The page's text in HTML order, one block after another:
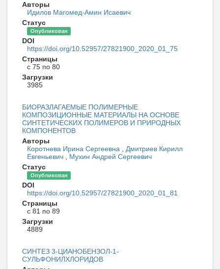
Авторы
Идилов Магомед-Амин Исаевич
Статус
Опубликован
DOI
https://doi.org/10.52957/27821900_2020_01_75
Страницы
с 75 по 80
Загрузки
3985
БИОРАЗЛАГАЕМЫЕ ПОЛИМЕРНЫЕ
КОМПОЗИЦИОННЫЕ МАТЕРИАЛЫ НА ОСНОВЕ
СИНТЕТИЧЕСКИХ ПОЛИМЕРОВ И ПРИРОДНЫХ
КОМПОНЕНТОВ
Авторы
Коротнева Ирина Сергеевна
Дмитриев Кирилл
Евгеньевич
Мухин Андрей Сергеевич
Статус
Опубликован
DOI
https://doi.org/10.52957/27821900_2020_01_81
Страницы
с 81 по 89
Загрузки
4889
СИНТЕЗ 3-ЦИАНОБЕНЗОЛ-1-
СУЛЬФОНИЛХЛОРИДОВ